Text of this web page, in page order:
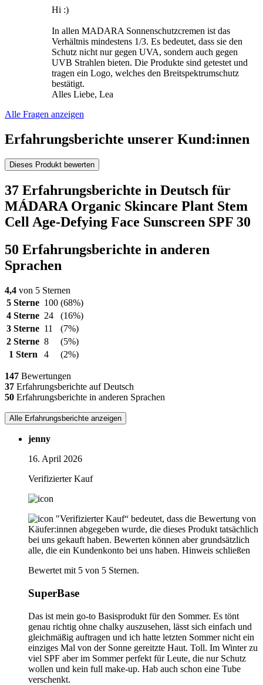
Hi :)
In allen MADARA Sonnenschutzcremen ist das
Verhältnis mindestens 1/3. Es bedeutet, dass sie den
Schutz nicht nur gegen UVA, sondern auch gegen
UVB Strahlen bieten. Die Produkte sind getestet und
tragen ein Logo, welches den Breitspektrumschutz
bestätigt.
Alles Liebe, Lea
Alle Fragen anzeigen
Erfahrungsberichte unserer Kund:innen
Dieses Produkt bewerten
37 Erfahrungsberichte in Deutsch für
MÁDARA Organic Skincare Plant Stem
Cell Age-Defying Face Sunscreen SPF 30
50 Erfahrungsberichte in anderen
Sprachen
4,4 von 5 Sternen
5 Sterne 100 (68%)
4 Sterne 24
(16%)
3 Sterne 11
(7%)
2 Sterne 8
(5%)
1 Stern
4 (2%)
147 Bewertungen
37 Erfahrungsberichte auf Deutsch
50 Erfahrungsberichte in anderen Sprachen
Alle Erfahrungsberichte anzeigen
jenny
16. April 2026
Verifizierter Kauf
"Verifizierter Kauf“ bedeutet, dass die Bewertung von
Käufer:innen abgegeben wurde, die dieses Produkt tatsächlich
bei uns gekauft haben. Bewerten können aber grundsätzlich
alle, die ein Kundenkonto bei uns haben. Hinweis schließen
Bewertet mit 5 von 5 Sternen.
SuperBase
Das ist mein go-to Basisprodukt für den Sommer. Es tönt
genau richtig ohne chalky auszusehen, lässt sich einfach und
gleichmäßig auftragen und ich hatte letzten Sommer nicht ein
einziges Mal von der Sonne gereitzte Haut. Toll. Im Winter zu
viel SPF aber im Sommer perfekt für Leute, die nur Schutz
wollen und kein full make-up. Hab auch schon eine Tube
verschenkt.